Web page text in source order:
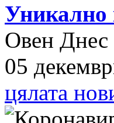
Уникално
Овен Днес
05
цялата